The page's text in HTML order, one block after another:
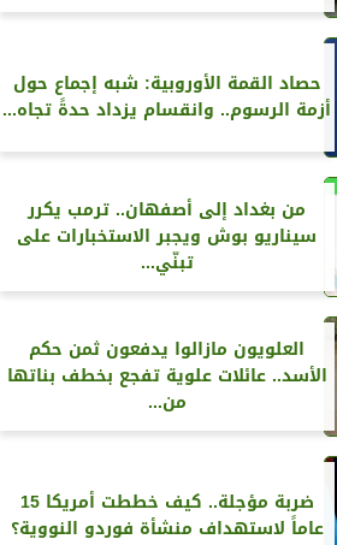
حصاد القمة الأوروبية: شبه إجماع حول
أزمة الرسوم.. وانقسام يزداد حدةً تجاه...
من بغداد إلى أصفهان.. ترمب يكرر
سيناريو بوش ويجبر الاستخبارات على
تبنّي...
العلويون مازالوا يدفعون ثمن حكم
الأسد.. عائلات علوية تفجع بخطف بناتها
من...
ضربة مؤجلة.. كيف خططت أمريكا 15
عاماً لاستهداف منشأة فوردو النووية؟